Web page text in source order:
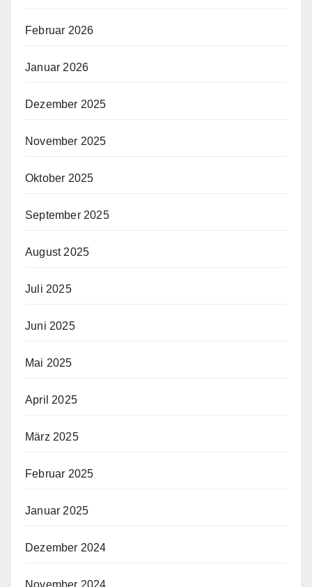
Februar 2026
Januar 2026
Dezember 2025
November 2025
Oktober 2025
September 2025
August 2025
Juli 2025
Juni 2025
Mai 2025
April 2025
März 2025
Februar 2025
Januar 2025
Dezember 2024
November 2024